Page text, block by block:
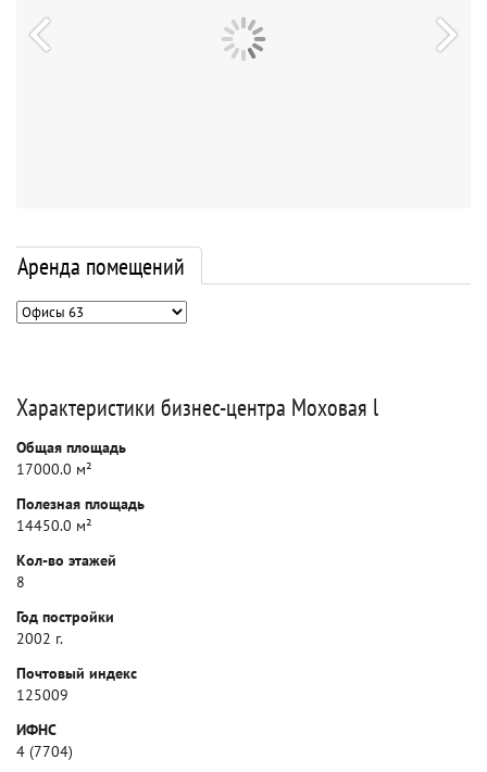
Аренда помещений
Характеристики бизнес-центра Моховая l
Общая площадь
17000.0 м²
Полезная площадь
14450.0 м²
Кол-во этажей
8
Год постройки
2002 г.
Почтовый индекс
125009
ИФНС
4 (7704)